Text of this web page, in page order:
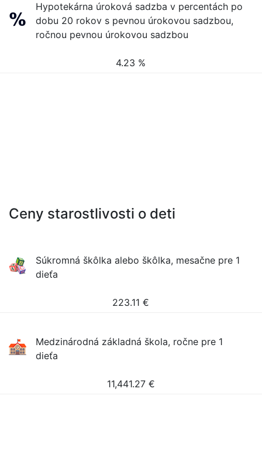
Hypotekárna úroková sadzba v percentách po
dobu 20 rokov s pevnou úrokovou sadzbou,
ročnou pevnou úrokovou sadzbou
4.23 %
Ceny starostlivosti o deti
Súkromná škôlka alebo škôlka, mesačne pre 1
dieťa
223.11 €
Medzinárodná základná škola, ročne pre 1
dieťa
11,441.27 €